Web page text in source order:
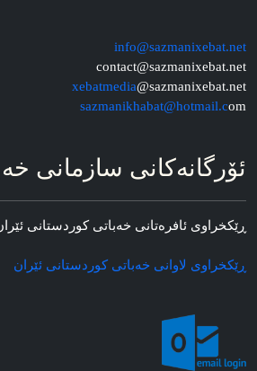
info@sazmanixebat.net
contact@sazmanixebat.net
xebatmedia@sazmanixebat.net
sazmanikhabat@hotmail.com
ئۆرگانه‌کانی سازمانی
ڕێکخراوی ئافره‌تانی خه‌باتی کوردستانی
ڕێکخراوی لاوانی خه‌باتی کوردستانی ئێران